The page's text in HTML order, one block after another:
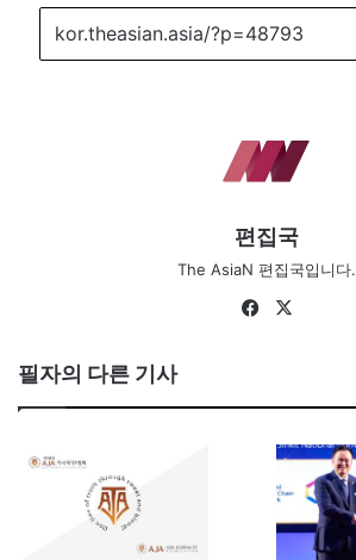
편집국
The AsiaN 편집국입니다.
Fa
필자의 다른 기사